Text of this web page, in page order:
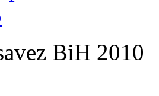
BiH 2010